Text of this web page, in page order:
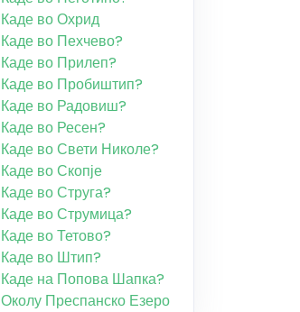
Каде во Охрид
Каде во Пехчево?
Каде во Прилеп?
Каде во Пробиштип?
Каде во Радовиш?
Каде во Ресен?
Каде во Свети Николе?
Каде во Скопје
Каде во Струга?
Каде во Струмица?
Каде во Тетово?
Каде во Штип?
Каде на Попова Шапка?
Околу Преспанско Езеро